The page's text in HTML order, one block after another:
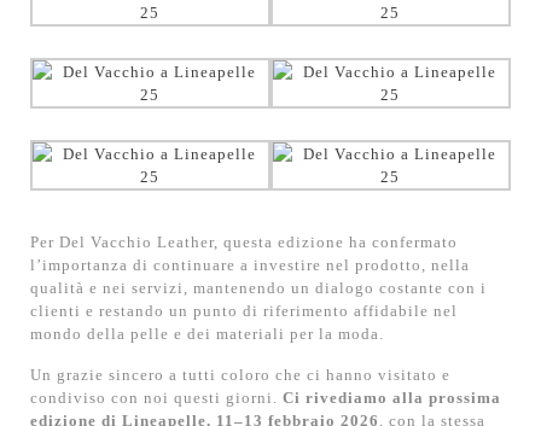
Per Del Vacchio Leather, questa edizione ha confermato
l’importanza di continuare a investire nel prodotto, nella
qualità e nei servizi, mantenendo un dialogo costante con i
clienti e restando un punto di riferimento affidabile nel
mondo della pelle e dei materiali per la moda.
Un grazie sincero a tutti coloro che ci hanno visitato e
condiviso con noi questi giorni. Ci rivediamo alla prossima
edizione di Lineapelle, 11–13 febbraio 2026
, con la stessa